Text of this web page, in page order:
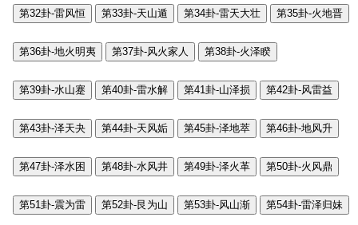
第32卦-雷风恒 第33卦-天山遁 第34卦-雷天大壮 第35卦-火地晋
第36卦-地火明夷 第37卦-风火家人 第38卦-火泽睽
第39卦-水山蹇 第40卦-雷水解 第41卦-山泽损 第42卦-风雷益
第43卦-泽天夬 第44卦-天风姤 第45卦-泽地萃 第46卦-地风升
第47卦-泽水困 第48卦-水风井 第49卦-泽火革 第50卦-火风鼎
第51卦-震为雷 第52卦-艮为山 第53卦-风山渐 第54卦-雷泽归妹